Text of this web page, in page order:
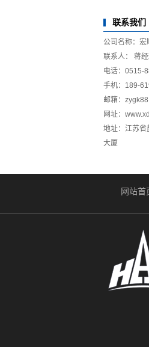
联系我们
公司名称：宏
联系人： 蒋
电话： 0515-
手机：189-
邮箱：
网址：
地址：江苏省
大厦
网站首